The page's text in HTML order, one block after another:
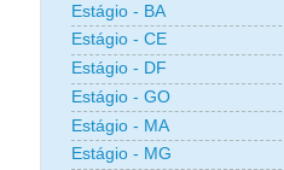
Estágio - BA
Estágio - CE
Estágio - DF
Estágio - GO
Estágio - MA
Estágio - MG